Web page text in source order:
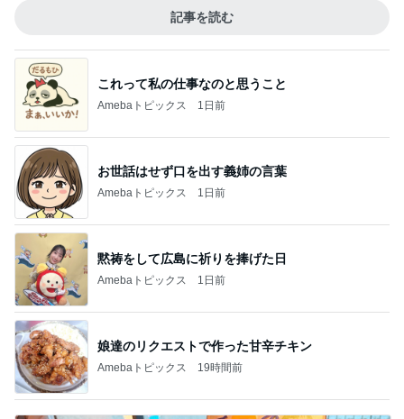
記事を読む
これって私の仕事なのと思うこと
Amebaトピックス 1日前
お世話はせず口を出す義姉の言葉
Amebaトピックス 1日前
黙祷をして広島に祈りを捧げた日
Amebaトピックス 1日前
娘達のリクエストで作った甘辛チキン
Amebaトピックス 19時間前